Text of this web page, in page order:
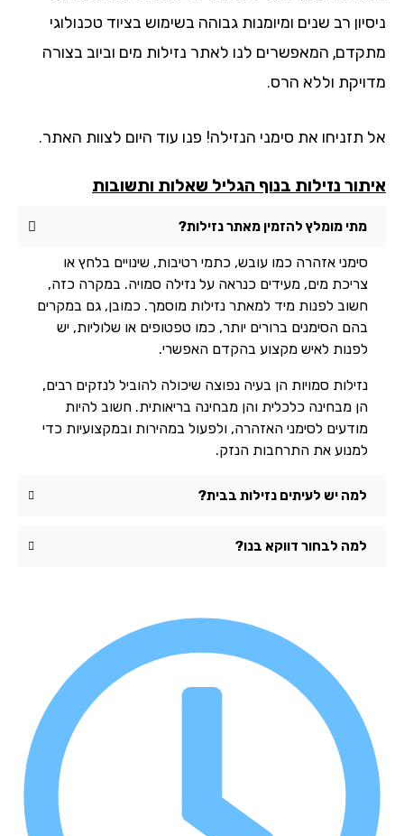
רב שנים ומיומנות גבוהה בשימוש בציוד טכנולוגי
המאפשרים לנו לאתר נזילות מים וביוב בצורה
וללא הרס.
תזניחו את סימני הנזילה! פנו עוד היום לצוות האתר.
נזילות בנוף הגליל שאלות ותשובות
מתי מומלץ להזמין מאתר נזילות?
סימני אזהרה כמו עובש, כתמי רטיבות, שינויים בלחץ או
צריכת מים, מעידים כנראה על נזילה סמויה. במקרה כזה,
חשוב לפנות מיד למאתר נזילות מוסמך. כמובן, גם במקרים
בהם הסימנים ברורים יותר, כמו טפטופים או שלוליות, יש
לפנות לאיש מקצוע בהקדם האפשרי.
נזילות סמויות הן בעיה נפוצה שיכולה להוביל לנזקים רבים,
הן מבחינה כלכלית והן מבחינה בריאותית. חשוב להיות
מודעים לסימני האזהרה, ולפעול במהירות ובמקצועיות כדי
למנוע את התרחבות הנזק.
למה יש לעיתים נזילות בבית?
למה לבחור דווקא בנו?